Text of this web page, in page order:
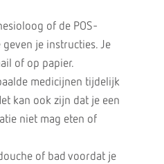
of de POS-
je instructies. Je
of op papier.
medicijnen tijdelijk
kan ook zijn dat je een
niet mag eten of
of bad voordat je